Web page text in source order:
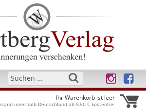
Ihr Warenkorb ist leer
innerhalb Deutschland ab 9,90 € kostenfrei